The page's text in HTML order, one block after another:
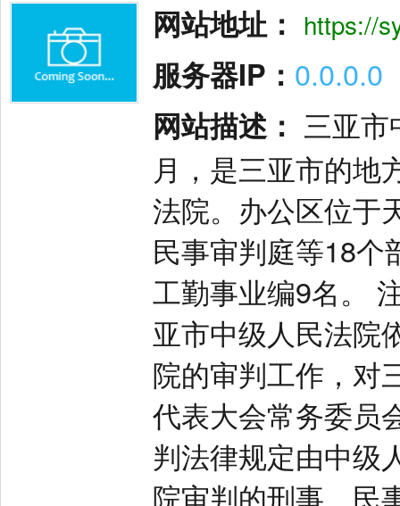
网站地址： https://
服务器IP： 0.0.0.0
网站描述： 三亚
月，是三亚市的地
法院。办公区位于
民事审判庭等18个
工勤事业编9名。
亚市中级人民法院
院的审判工作，对
代表大会常务委员
判法律规定由中级
院审判的刑事、民